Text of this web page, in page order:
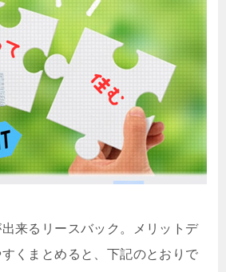
来るリースバック。メリットデ
くまとめると、下記のとおりで